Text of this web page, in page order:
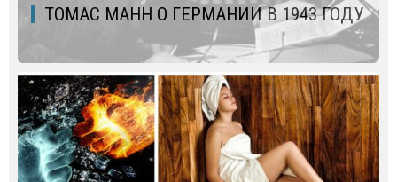
ТОМАС МАНН О ГЕРМАНИИ В 1943 ГОДУ